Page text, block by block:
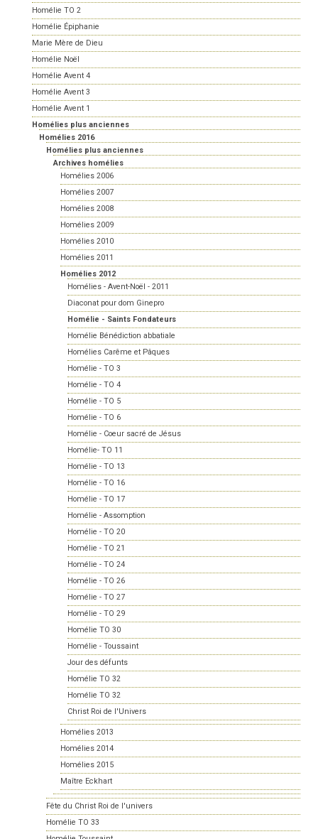
Homélie TO 2
Homélie Épiphanie
Marie Mère de Dieu
Homélie Noël
Homélie Avent 4
Homélie Avent 3
Homélie Avent 1
Homélies plus anciennes
Homélies 2016
Homélies plus anciennes
Archives homélies
Homélies 2006
Homélies 2007
Homélies 2008
Homélies 2009
Homélies 2010
Homélies 2011
Homélies 2012
Homélies - Avent-Noël - 2011
Diaconat pour dom Ginepro
Homélie - Saints Fondateurs
Homélie Bénédiction abbatiale
Homélies Carême et Pâques
Homélie - TO 3
Homélie - TO 4
Homélie - TO 5
Homélie - TO 6
Homélie - Coeur sacré de Jésus
Homélie- TO 11
Homélie - TO 13
Homélie - TO 16
Homélie - TO 17
Homélie - Assomption
Homélie - TO 20
Homélie - TO 21
Homélie - TO 24
Homélie - TO 26
Homélie - TO 27
Homélie - TO 29
Homélie TO 30
Homélie - Toussaint
Jour des défunts
Homélie TO 32
Homélie TO 32
Christ Roi de l'Univers
Homélies 2013
Homélies 2014
Homélies 2015
Maître Eckhart
Fête du Christ Roi de l'univers
Homélie TO 33